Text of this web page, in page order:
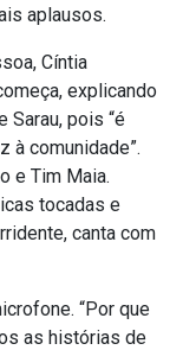
aplausos.
Cíntia
explicando
pois “é
à comunidade”.
e Tim Maia.
tocadas e
canta com
“Por que
as histórias de